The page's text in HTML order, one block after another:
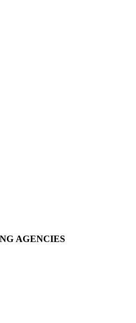
AGENCIES